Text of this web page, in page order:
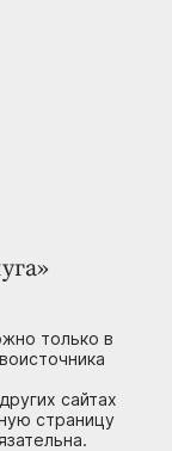
только в
сайтах
страницу